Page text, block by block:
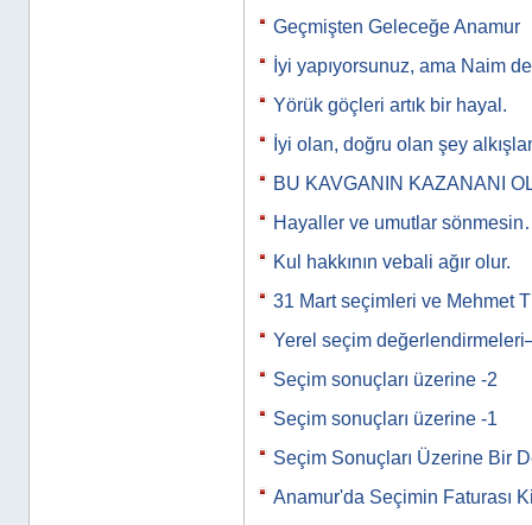
Geçmişten Geleceğe Anamur
İyi yapıyorsunuz, ama Naim
Yörük göçleri artık bir hayal.
İyi olan, doğru olan şey
BU KAVGANIN KAZANANI
Hayaller ve umutlar
Kul hakkının vebali ağır olur.
31 Mart seçimleri ve Mehmet
Yerel seçim
Seçim sonuçları üzerine -2
Seçim sonuçları üzerine -1
Seçim Sonuçları Üzerine Bir
Anamur'da Seçimin Faturası